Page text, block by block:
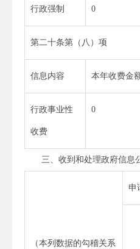
行政强制 0
第二十条第（八）项
信息内容 本年收费金
行政事业性
收费
0
三、收到和处理政府信息
（本列数据的勾稽关系
申